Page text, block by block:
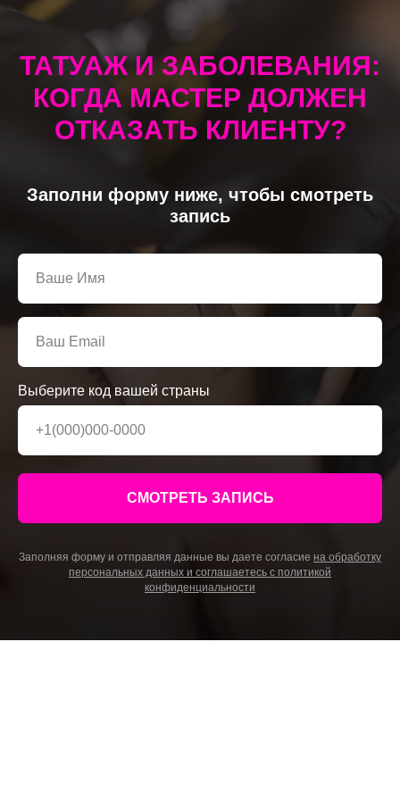
ТАТУАЖ И ЗАБОЛЕВАНИЯ:
КОГДА МАСТЕР ДОЛЖЕН
ОТКАЗАТЬ КЛИЕНТУ?
Заполни форму ниже, чтобы смотреть
запись
Выберите код вашей страны
СМОТРЕТЬ ЗАПИСЬ
Заполняя форму и отправляя данные вы даете согласие на обработку
персональных данных и соглашаетесь c политикой
конфиденциальности